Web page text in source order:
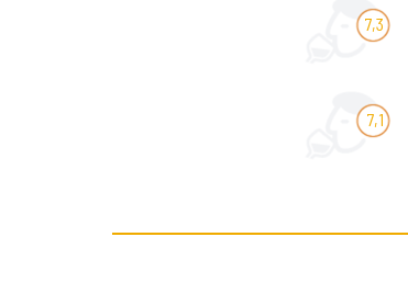
7,3
7,1